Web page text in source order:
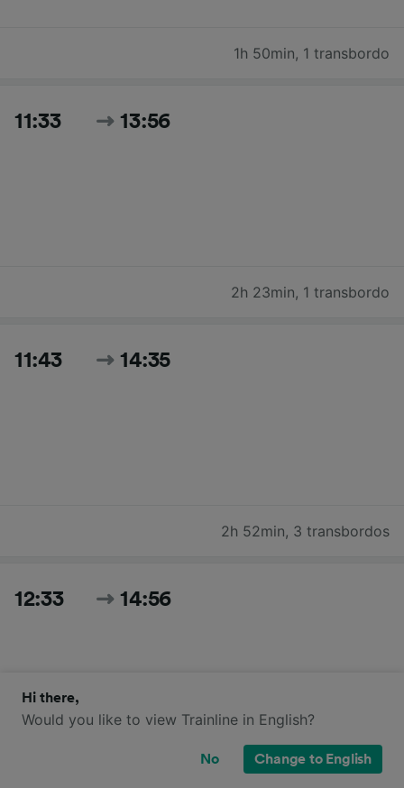
1h 50min, 1 transbordo
11:33 13:56
2h 23min, 1 transbordo
11:43 14:35
2h 52min, 3 transbordos
12:33 14:56
2h 23min,1 transbordo
Hi there,
Would you like to view Trainline in English?
No Change to English